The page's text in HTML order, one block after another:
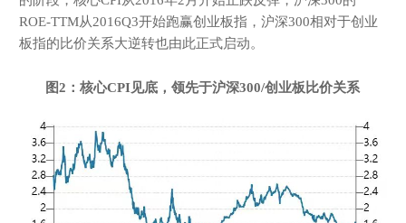
ROE-TTM从2016Q3开始跑赢创业板指，沪深300相对于创业
板指的比价关系大逆转也由此正式启动。
图2 ：核心CPI见底，领先于沪深300/创业板比价关系